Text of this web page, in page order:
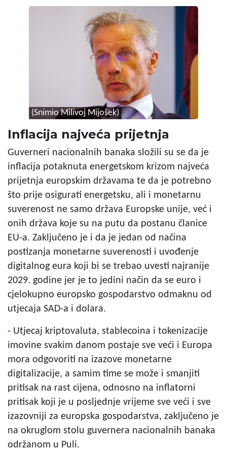
(Snimio Milivoj Mijošek)
Inflacija najveća prijetnja
Guverneri nacionalnih banaka složili su se da je
inflacija potaknuta energetskom krizom najveća
prijetnja europskim državama te da je potrebno
što prije osigurati energetsku, ali i monetarnu
suverenost ne samo država Europske unije, već i
onih država koje su na putu da postanu članice
EU-a. Zaključeno je i da je jedan od načina
postizanja monetarne suverenosti i uvođenje
digitalnog eura koji bi se trebao uvesti najranije
2029. godine jer je to jedini način da se euro i
cjelokupno europsko gospodarstvo odmaknu od
utjecaja SAD-a i dolara.
- Utjecaj kriptovaluta, stablecoina i tokenizacije
imovine svakim danom postaje sve veći i Europa
mora odgovoriti na izazove monetarne
digitalizacije, a samim time se može i smanjiti
pritisak na rast cijena, odnosno na inflatorni
pritisak koji je u posljednje vrijeme sve veći i sve
izazovniji za europska gospodarstva, zaključeno je
na okruglom stolu guvernera nacionalnih banaka
održanom u Puli.